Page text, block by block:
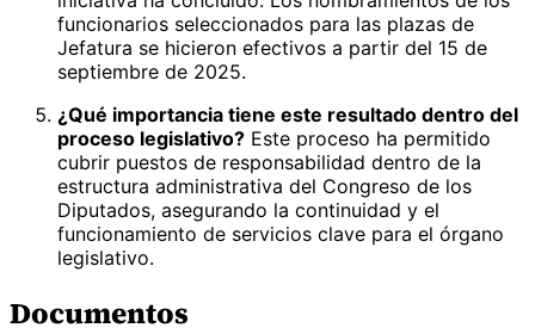
funcionarios seleccionados para las plazas de
Jefatura se hicieron efectivos a partir del 15 de
septiembre de 2025.
¿Qué importancia tiene este resultado dentro del
proceso legislativo? Este proceso ha permitido
cubrir puestos de responsabilidad dentro de la
estructura administrativa del Congreso de los
Diputados, asegurando la continuidad y el
funcionamiento de servicios clave para el órgano
legislativo.
Documentos